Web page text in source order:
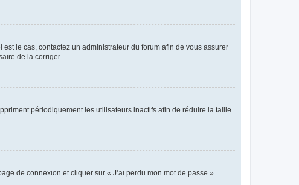
le cas, contactez un administrateur du forum afin de vous assurer
de la corriger.
périodiquement les utilisateurs inactifs afin de réduire la taille
de connexion et cliquer sur « J’ai perdu mon mot de passe ».